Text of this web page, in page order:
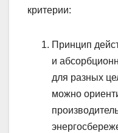
критерии:
Принцип
и
для разных
можно